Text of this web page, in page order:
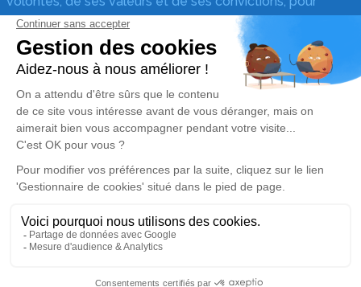
l’accompagner avec dignité dans son dernier voyage.
Obtenez un devis
Devis prévoyance
Mentions légales
Politique de traitement des données personnelles